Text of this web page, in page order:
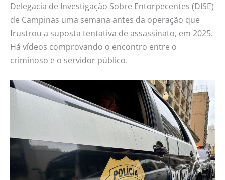
Delegacia de Investigação Sobre Entorpecentes (DISE)
de Campinas uma semana antes da operação que
frustrou a suposta tentativa de assassinato, em 2025.
Há vídeos comprovando o encontro entre o
criminoso e o servidor público.